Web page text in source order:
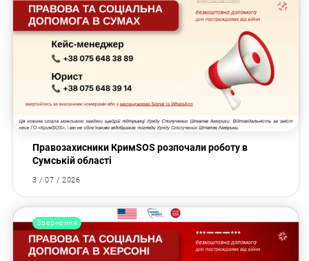
Правозахисники КримSOS розпочали роботу в
Сумській області
3 / 07 / 2026
Звернення